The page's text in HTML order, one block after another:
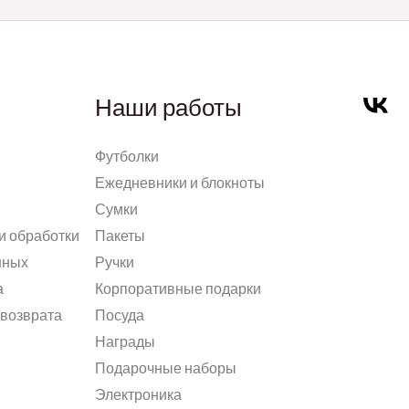
обработки
Наши работы
Футболки
Ежедневники и блокноты
Сумки
Пакеты
Ручки
Корпоративные подарки
Посуда
Награды
Подарочные наборы
Электроника